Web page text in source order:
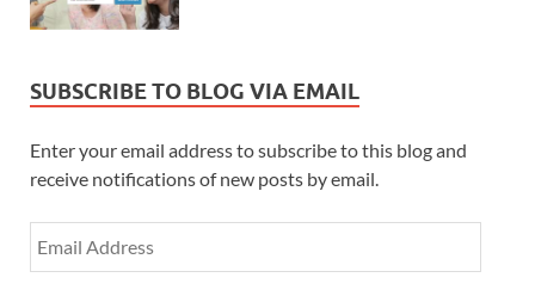
SUBSCRIBE TO BLOG VIA EMAIL
Enter your email address to subscribe to this blog and
receive notifications of new posts by email.